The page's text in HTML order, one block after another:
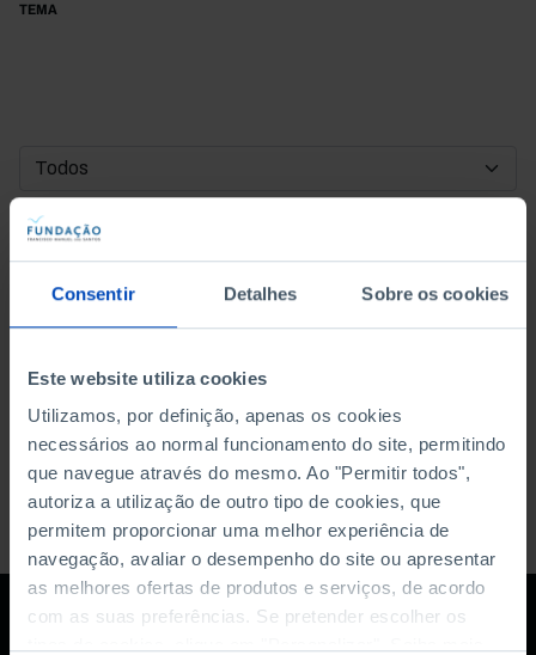
Consentir Detalhes Sobre os cookies
Este website utiliza cookies
Utilizamos, por definição, apenas os cookies
necessários ao normal funcionamento do site, permitindo
que navegue através do mesmo. Ao "Permitir todos",
autoriza a utilização de outro tipo de cookies, que
permitem proporcionar uma melhor experiência de
navegação, avaliar o desempenho do site ou apresentar
as melhores ofertas de produtos e serviços, de acordo
com as suas preferências. Se pretender escolher os
TEMA
DATA DE INÍCIO
DATA DE FIM